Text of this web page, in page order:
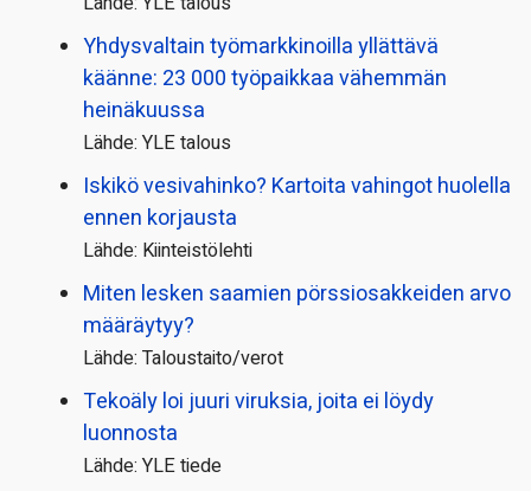
Yhdysvaltain työmarkkinoilla yllättävä
käänne: 23 000 työpaikkaa vähemmän
heinäkuussa
Lähde: YLE talous
Iskikö vesivahinko? Kartoita vahingot huolella
ennen korjausta
Lähde: Kiinteistölehti
Miten lesken saamien pörssi­osakkeiden arvo
määräytyy?
Lähde: Taloustaito/verot
Tekoäly loi juuri viruksia, joita ei löydy
luonnosta
Lähde: YLE tiede